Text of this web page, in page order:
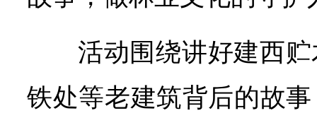
活动围绕讲好建西
铁处等老建筑背后的故